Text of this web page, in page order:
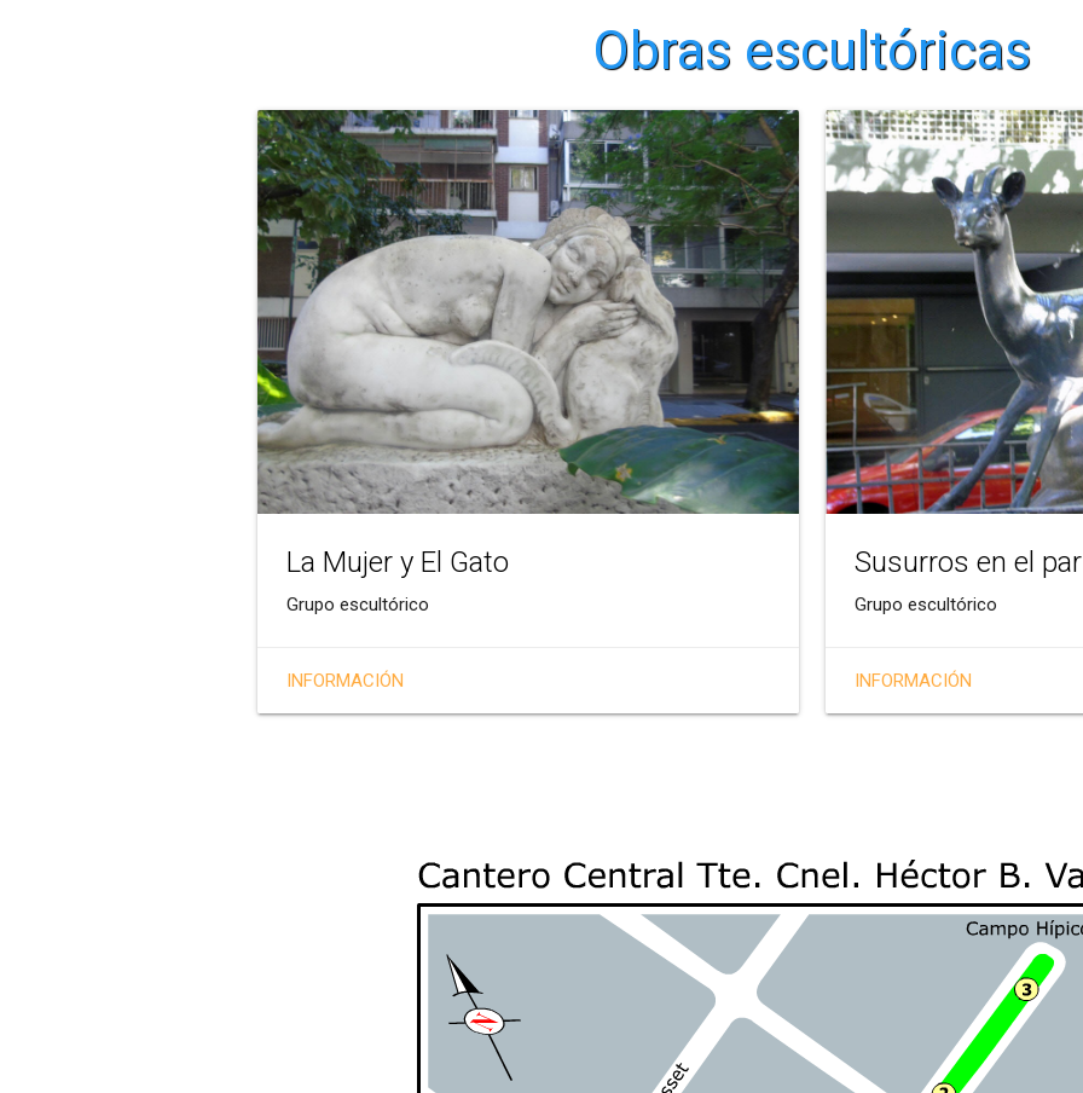
Obras escultóricas
La Mujer y El Gato
Grupo escultórico
INFORMACIÓN
Susurros en el
Grupo escultórico
INFORMACIÓN